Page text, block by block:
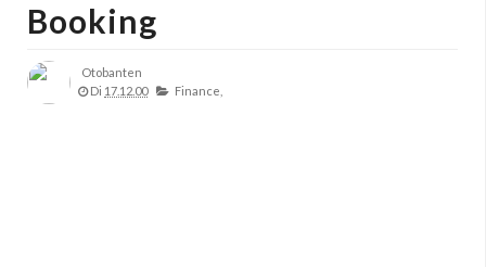
Booking
Otobanten
Di 17.12.00 Finance,